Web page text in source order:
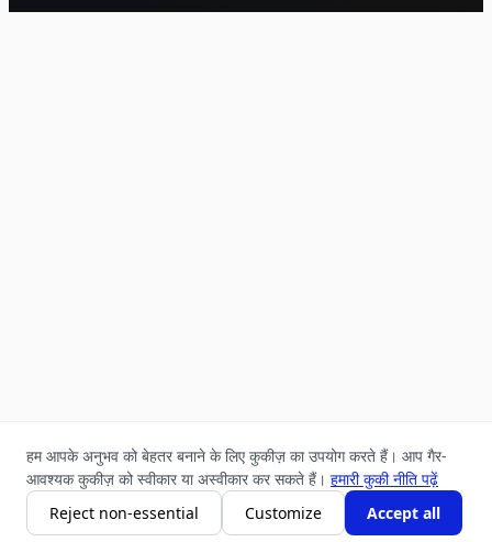
अभी खरीदें कार्ट में जोड़ें
हम आपके अनुभव को बेहतर बनाने के लिए कुकीज़ का उपयोग करते हैं। आप गैर-
आवश्यक कुकीज़ को स्वीकार या अस्वीकार कर सकते हैं। हमारी कुकी नीति पढ़ें
Reject non-essential
Customize Accept all